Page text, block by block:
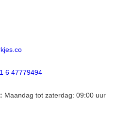
6 47779494
Maandag tot zaterdag: 09:00 uur